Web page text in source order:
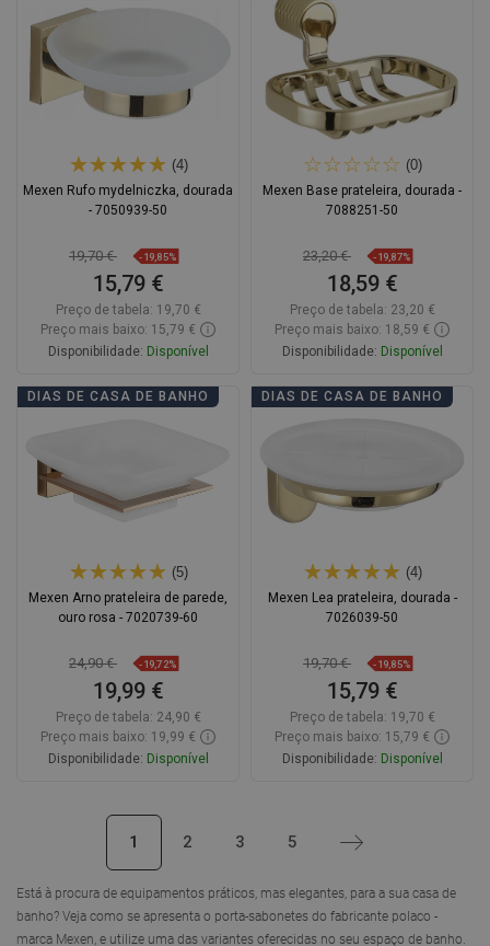
Comparar Comparar
(4)
Mexen Rufo mydelniczka, dourada
- 7050939-50
19,70 € -19,85%
15,79 €
Preço de tabela: 19,70 €
Preço mais baixo: 15,79 €
Disponibilidade: Disponível
Adicionar
(0)
Mexen Base prateleira, dourada -
7088251-50
23,20 € -19,87%
18,59 €
Preço de tabela: 23,20 €
Preço mais baixo: 18,59 €
Disponibilidade: Disponível
Adicionar
DIAS DE CASA DE BANHO
(5)
Mexen Arno prateleira de parede,
ouro rosa - 7020739-60
24,90 € -19,72%
19,99 €
Preço de tabela: 24,90 €
Preço mais baixo: 19,99 €
Disponibilidade: Disponível
Favoritos
DIAS DE CASA DE BANHO
(4)
Mexen Lea prateleira, dourada -
7026039-50
19,70 € -19,85%
15,79 €
Preço de tabela: 19,70 €
Preço mais baixo: 15,79 €
Disponibilidade: Disponível
Comparar
1 2 3 5 Próximo
Está à procura de equipamentos práticos, mas elegantes, para a sua casa de
banho? Veja como se apresenta o porta-sabonetes do fabricante polaco -
marca Mexen, e utilize uma das variantes oferecidas no seu espaço de banho.